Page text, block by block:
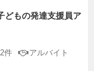
どもの発達支援員ア
件
アルバイト